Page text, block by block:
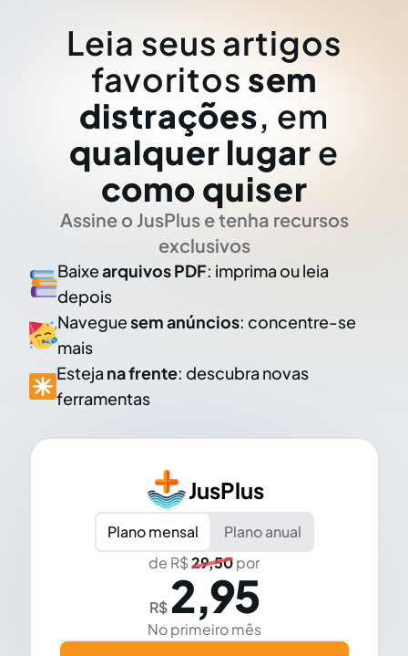
Leia seus artigos
favoritos sem
distrações, em
qualquer lugar e
como quiser
Assine o JusPlus e tenha recursos
exclusivos
Baixearquivos PDF: imprima ou leia
depois
Naveguesem anúncios: concentre-se
mais
Esteja na frente: descubra novas
ferramentas
JusPlus
Plano mensal
Plano anual
de R$29,50por
R$ 2,95
No primeiro mês